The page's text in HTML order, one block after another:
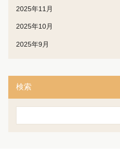
2025年11月
2025年10月
2025年9月
検索